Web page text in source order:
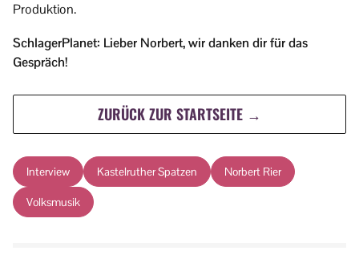
Produktion.
SchlagerPlanet: Lieber Norbert, wir danken dir für das
Gespräch!
ZURÜCK ZUR STARTSEITE →
Interview Kastelruther Spatzen Norbert Rier
Volksmusik